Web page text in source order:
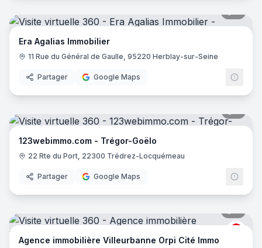
Era Agalias Immobilier
11 Rue du Général de Gaulle, 95220 Herblay-sur-Seine
Partager Google Maps
123webimmo.com - Trégor-Goëlo
22 Rte du Port, 22300 Trédrez-Locquémeau
Partager Google Maps
ORPI
Agence immobilière Villeurbanne Orpi Cité Immo